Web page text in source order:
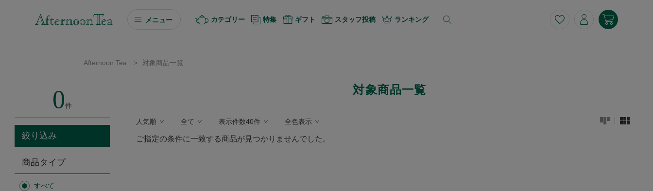
メニュー
ソーシャルギフト
カタログギフト
カテゴリー 特集 ギフト スタッフ投稿 ランキング
Afternoon Tea > 対象商品一覧
0件
絞り込み
商品タイプ
すべて
対象商品一覧
人気順 全て 表示件数40件 全色表示
ご指定の条件に一致する商品が見つかりませんでした。